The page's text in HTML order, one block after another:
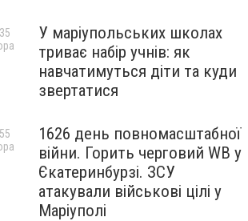
У маріупольських школах
триває набір учнів: як
навчатимуться діти та куди
звертатися
1626 день повномасштабної
війни. Горить черговий WB у
Єкатеринбурзі. ЗСУ
атакували військові цілі у
Маріуполі